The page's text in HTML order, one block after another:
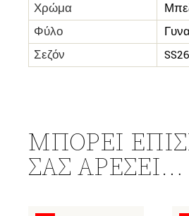
Χρώμα
Φύλο
Σεζόν
SS26
ΜΠΟΡΕΊ
ΣΑΣ ΑΡΈΣΕΙ…